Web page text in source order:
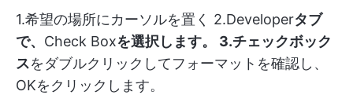
1.希望の場所にカーソルを置く 2.Developerタブ
で、 Check Boxを選択します。 3.チェックボック
スをダブルクリックしてフォーマットを確認し、
OKをクリックします。